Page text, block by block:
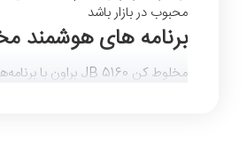
محبوب در بازار باشد
برنامه های هوشمند
مخلوط کن JB 5160 براون با برنامه‌های پیش‌فرض هوشمندی تجهیز شده است که برای تهیه انواع مخلوط‌ها و نوشیدنی‌ها طراحی شده‌اند. این برنامه‌ها عبارتند از: